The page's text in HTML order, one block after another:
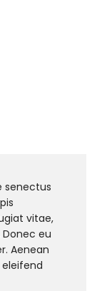
senectus
vitae,
eu
Aenean